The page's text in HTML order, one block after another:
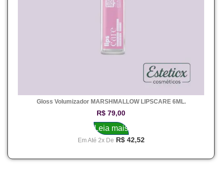
Gloss Volumizador MARSHMALLOW LIPSCARE 6ML.
R$ 79,00
Leia mais
Em Até 2x De R$42,52